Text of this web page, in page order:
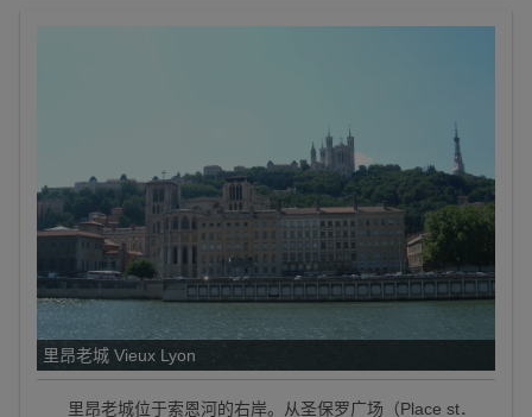
里昂老城 Vieux Lyon
里昂老城位于索恩河的右岸。从圣保罗广场（Place st．